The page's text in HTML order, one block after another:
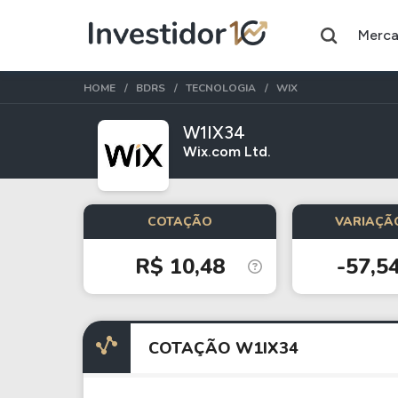
Assuntos do momento
Índice
Ibovespa
Índice
Ações
Taesa
Itausa
Ambev
FIIs
XPML11
RECR11
HOME BDRS TECNOLOGIA WIX
W1IX34
Wix.com Ltd.
COTAÇÃO
R$ 10,48 -
COTAÇÃO W1IX34